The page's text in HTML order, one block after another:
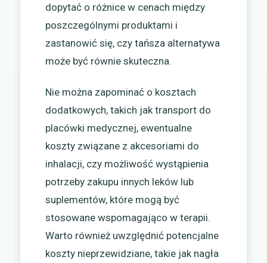
dopytać o różnice w cenach między
poszczególnymi produktami i
zastanowić się, czy tańsza alternatywa
może być równie skuteczna.
Nie można zapominać o kosztach
dodatkowych, takich jak transport do
placówki medycznej, ewentualne
koszty związane z akcesoriami do
inhalacji, czy możliwość wystąpienia
potrzeby zakupu innych leków lub
suplementów, które mogą być
stosowane wspomagająco w terapii.
Warto również uwzględnić potencjalne
koszty nieprzewidziane, takie jak nagła